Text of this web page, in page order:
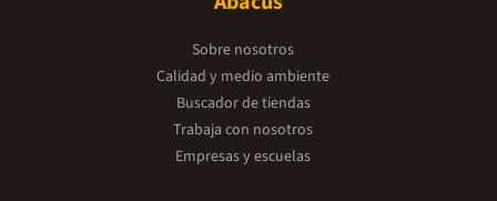
Sobre nosotros
Calidad y medio ambiente
Buscador de tiendas
Trabaja con nosotros
Empresas y escuelas